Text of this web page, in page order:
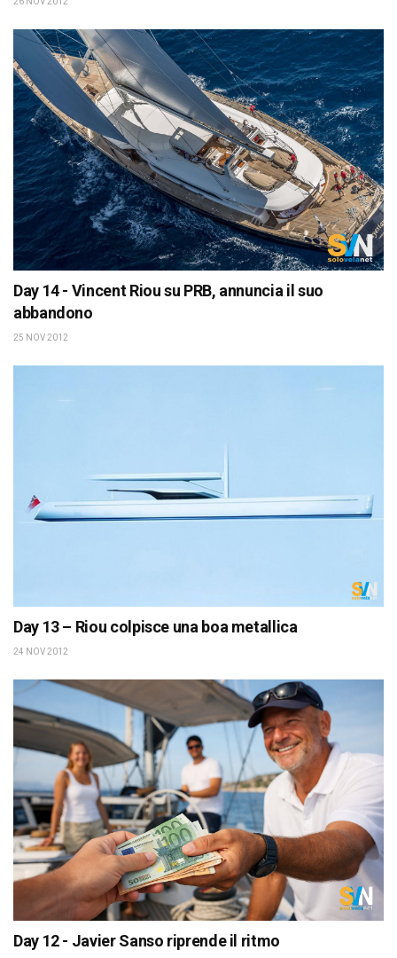
Day 14 - Vincent Riou su PRB, annuncia il suo
abbandono
25 NOV 2012
Day 13 – Riou colpisce una boa metallica
24 NOV 2012
Day 12 - Javier Sanso riprende il ritmo